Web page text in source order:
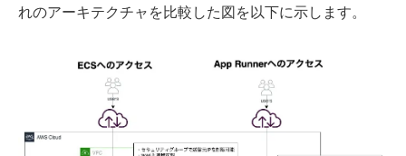
れのアーキテクチャを比較した図を以下に示します。